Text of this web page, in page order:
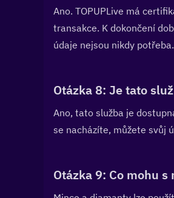
Ano. TOPUPLive má
transakce. K dokončení
údaje nejsou nikdy potřeba.
Otázka 8: Je tato
Ano, tato služba je
se nacházíte, můžete svůj
Otázka 9: Co mohu